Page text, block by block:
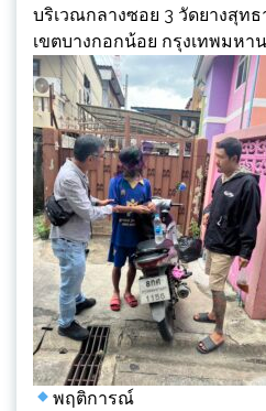
บริเวณกลางซอย 3 วัดยางสุท
เขตบางกอกน้อย กรุงเทพมหา
พฤติการณ์